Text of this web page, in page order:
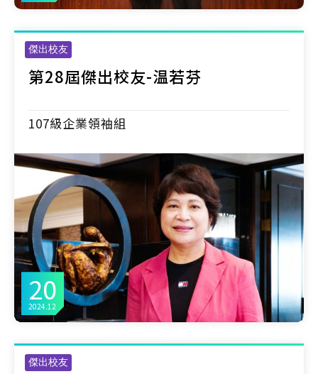
傑出校友
20
2024.12
第28屆傑出校友-温若芬
107級企業領袖組
傑出校友